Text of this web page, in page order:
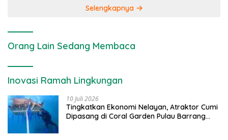
Selengkapnya
Orang Lain Sedang Membaca
Inovasi Ramah Lingkungan
10 Juli 2026
Tingkatkan Ekonomi Nelayan, Atraktor Cumi
Dipasang di Coral Garden Pulau Barrang